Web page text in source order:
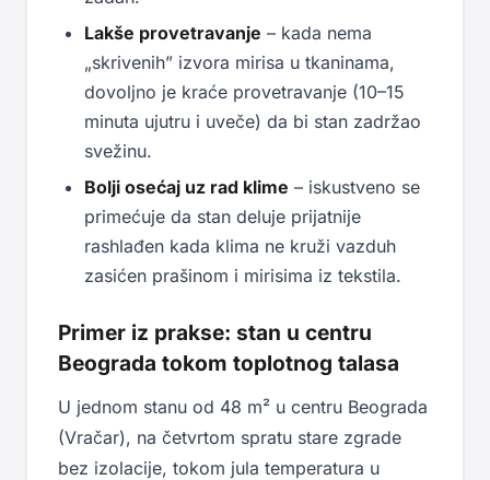
Lakše provetravanje – kada nema
„skrivenih” izvora mirisa u tkaninama,
dovoljno je kraće provetravanje (10–15
minuta ujutru i uveče) da bi stan zadržao
svežinu.
Bolji osećaj uz rad klime – iskustveno se
primećuje da stan deluje prijatnije
rashlađen kada klima ne kruži vazduh
zasićen prašinom i mirisima iz tekstila.
Primer iz prakse: stan u centru
Beograda tokom toplotnog talasa
U jednom stanu od 48 m² u centru Beograda
(Vračar), na četvrtom spratu stare zgrade
bez izolacije, tokom jula temperatura u